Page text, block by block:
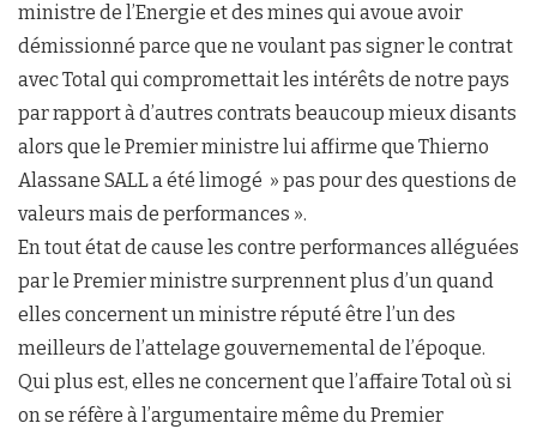
ministre de l’Energie et des mines qui avoue avoir
démissionné parce que ne voulant pas signer le contrat
avec Total qui compromettait les intérêts de notre pays
par rapport à d’autres contrats beaucoup mieux disants
alors que le Premier ministre lui affirme que Thierno
Alassane SALL a été limogé » pas pour des questions de
valeurs mais de performances ».
En tout état de cause les contre performances alléguées
par le Premier ministre surprennent plus d’un quand
elles concernent un ministre réputé être l’un des
meilleurs de l’attelage gouvernemental de l’époque.
Qui plus est, elles ne concernent que l’affaire Total où si
on se réfère à l’argumentaire même du Premier